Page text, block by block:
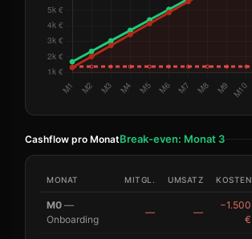
Cashflow pro MonatBreak-even: Monat 3
MONAT MITGL. UMSATZ KOSTEN
M0 —
Onboarding
— —
−1.500
€